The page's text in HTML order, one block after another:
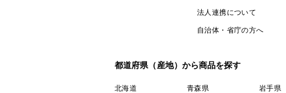
法人連携について
自治体・省庁の方へ
都道府県（産地）から商品を探す
北海道 青森県 岩手県